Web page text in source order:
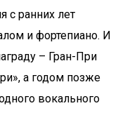
с ранних лет
и фортепиано. И
– Гран-При
а годом позже
вокального